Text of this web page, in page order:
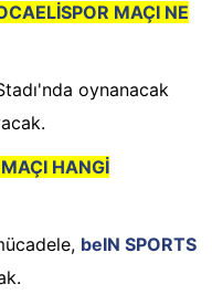
MAÇI NE
oynanacak
HANGİ
beIN SPORTS